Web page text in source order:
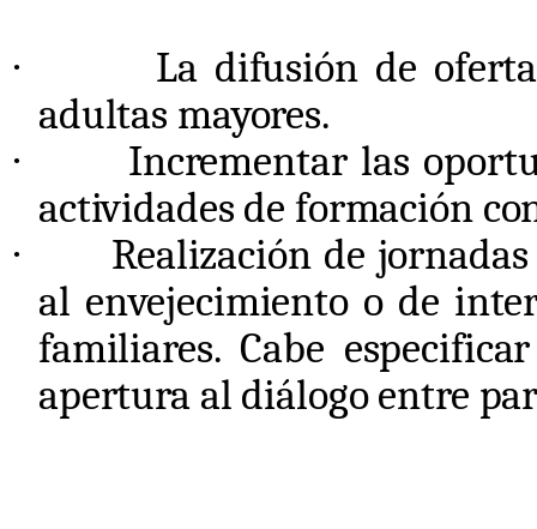
·
La difusión de
adultas mayores.
·
Incrementar las
actividades de formación
·
Realización de
al envejecimiento o de
familiares. Cabe
apertura al diálogo entre